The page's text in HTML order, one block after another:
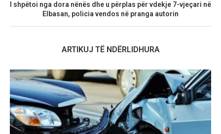
I shpëtoi nga dora nënës dhe u përplas për vdekje 7-vjeçari në
Elbasan, policia vendos në pranga autorin
ARTIKUJ TË NDËRLIDHURA